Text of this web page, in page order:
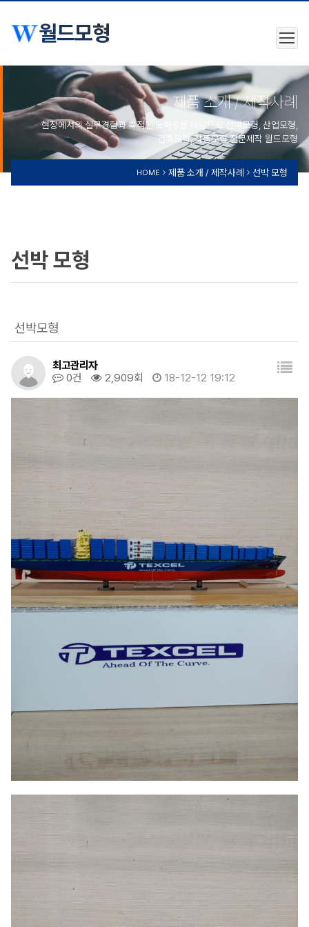
월드모형
제품 소개 / 제작사례
현장에서의 실무경험과 축적된 노하우를 바탕으로 선박모형, 산업모형,
건축모형, 작동모형 전문제작 월드모형
HOME 제품 소개 / 제작사례 선박 모형
선박 모형
선박모형
최고관리자
0건
2,909회 18-12-12 19:12